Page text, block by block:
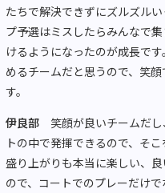
たちで解決できずにズルズル
プ予選はミスしたらみんなで
けるようになったのが成長で
めるチームだと思うので、笑
す。
伊良部 笑顔が良いチームだ
トの中で発揮できるので、そ
盛り上がりも本当に楽しい、
ので、コートでのプレーだけ